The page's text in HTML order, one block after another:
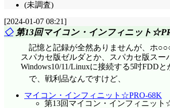
(未調査)
[2024-01-07 08:21]
◇第13回マイコン・インフィニット
記憶と記録が全然ありませんが、ホ
スパカセ版ゼルダとか、スパカセ版スー
Windows10/11/Linuxに接続する5吋FDD
で、戦利品なんですけど、
マイコン・インフィニット☆PRO-68K
第13回マイコン・インフィニット